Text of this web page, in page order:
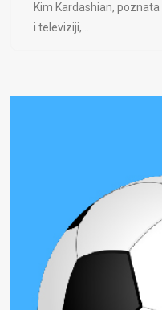
Kim Kardashian,
i televiziji, ..